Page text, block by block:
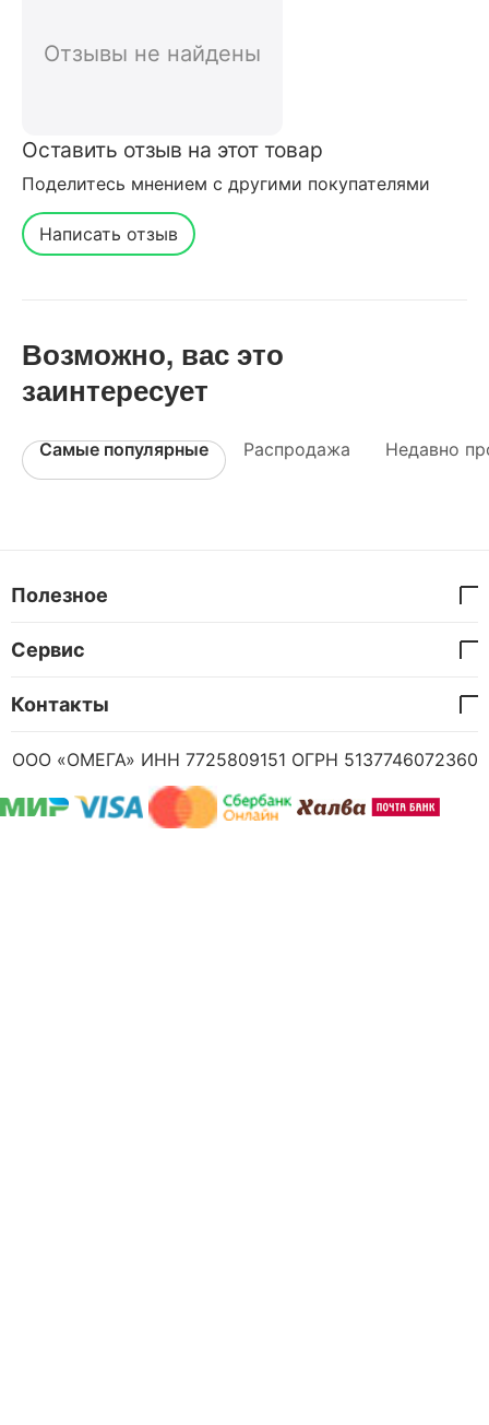
магазина
Отзывы не найдены
Оставить отзыв на этот товар
Поделитесь мнением с другими покупателями
Написать отзыв
Возможно, вас это
заинтересует
Самые популярные Распродажа Недавно
Полезное
Сервис
Контакты
ООО «ОМЕГА» ИНН 7725809151 ОГРН 5137746072360